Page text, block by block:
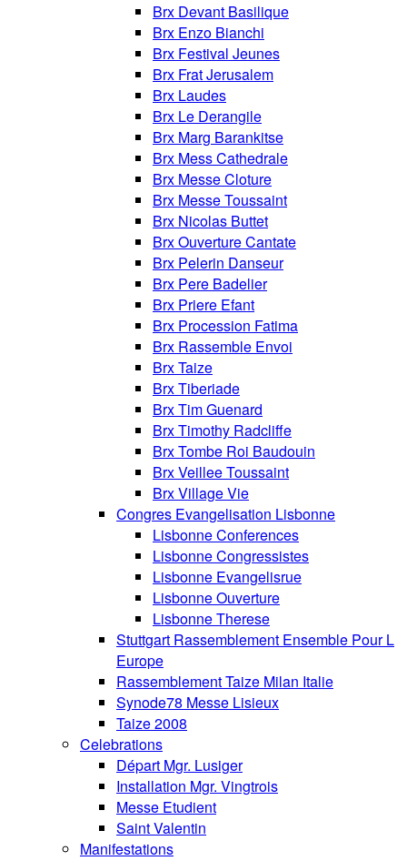
Brx Devant Basilique
Brx Enzo Bianchi
Brx Festival Jeunes
Brx Frat Jerusalem
Brx Laudes
Brx Le Derangile
Brx Marg Barankitse
Brx Mess Cathedrale
Brx Messe Cloture
Brx Messe Toussaint
Brx Nicolas Buttet
Brx Ouverture Cantate
Brx Pelerin Danseur
Brx Pere Badelier
Brx Priere Efant
Brx Procession Fatima
Brx Rassemble Envoi
Brx Taize
Brx Tiberiade
Brx Tim Guenard
Brx Timothy Radcliffe
Brx Tombe Roi Baudouin
Brx Veillee Toussaint
Brx Village Vie
Congres Evangelisation Lisbonne
Lisbonne Conferences
Lisbonne Congressistes
Lisbonne Evangelisrue
Lisbonne Ouverture
Lisbonne Therese
Stuttgart Rassemblement Ensemble Pour L
Europe
Rassemblement Taize Milan Italie
Synode78 Messe Lisieux
Taize 2008
Celebrations
Départ Mgr. Lusiger
Installation Mgr. Vingtrois
Messe Etudient
Saint Valentin
Manifestations